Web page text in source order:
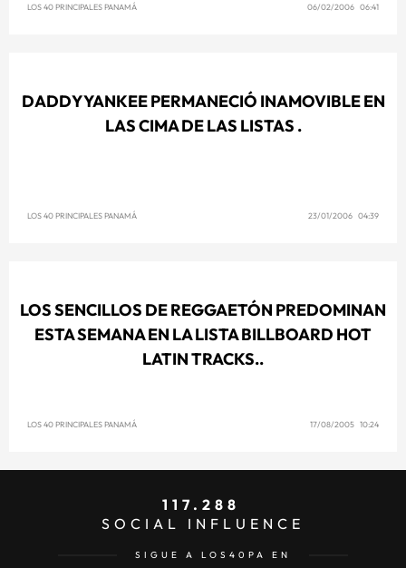
LOS 40 PRINCIPALES PANAMÁ 06/02/2006 06:41
DADDY YANKEE PERMANECIÓ INAMOVIBLE EN
LAS CIMA DE LAS LISTAS .
LOS 40 PRINCIPALES PANAMÁ 23/01/2006 04:39
LOS SENCILLOS DE REGGAETÓN PREDOMINAN
ESTA SEMANA EN LA LISTA BILLBOARD HOT
LATIN TRACKS..
LOS 40 PRINCIPALES PANAMÁ 17/08/2005 10:24
117.288
SOCIAL INFLUENCE
SIGUE A LOS40PA EN